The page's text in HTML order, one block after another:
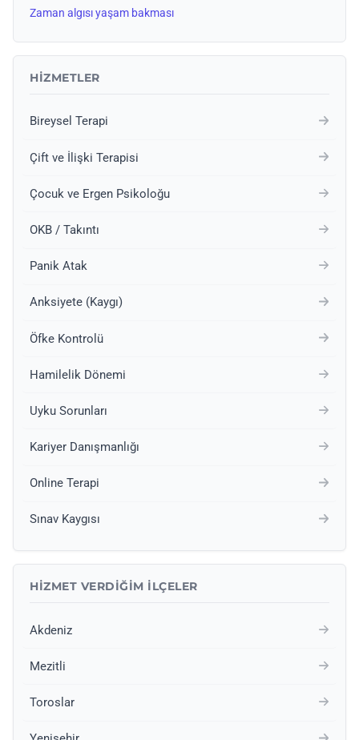
Zaman algısı yaşam bakması
HIZMETLER
Bireysel Terapi
Çift ve İlişki Terapisi
Çocuk ve Ergen Psikoloğu
OKB / Takıntı
Panik Atak
Anksiyete (Kaygı)
Öfke Kontrolü
Hamilelik Dönemi
Uyku Sorunları
Kariyer Danışmanlığı
Online Terapi
Sınav Kaygısı
HIZMET VERDIĞIM İLÇELER
Akdeniz
Mezitli
Toroslar